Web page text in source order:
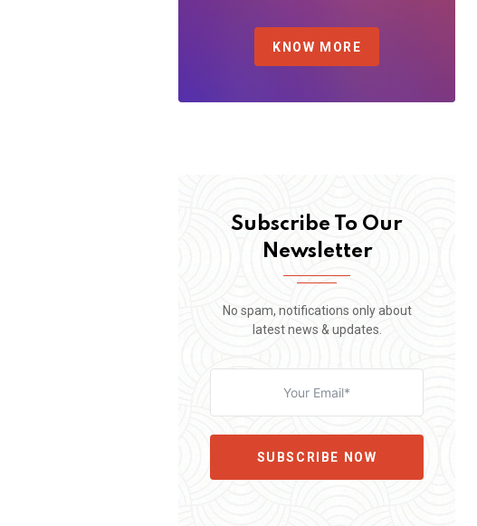
KNOW MORE
Subscribe To Our
Newsletter
No spam, notifications only about
latest news & updates.
SUBSCRIBE NOW